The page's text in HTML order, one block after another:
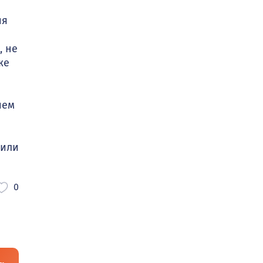
не
0